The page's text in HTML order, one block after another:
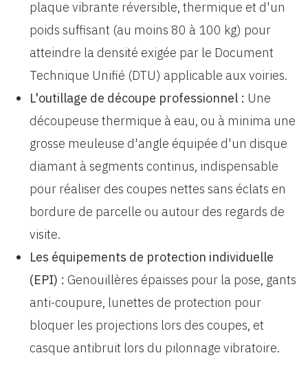
plaque vibrante réversible, thermique et d'un
poids suffisant (au moins 80 à 100 kg) pour
atteindre la densité exigée par le Document
Technique Unifié (DTU) applicable aux voiries.
L'outillage de découpe professionnel : Une
découpeuse thermique à eau, ou à minima une
grosse meuleuse d'angle équipée d'un disque
diamant à segments continus, indispensable
pour réaliser des coupes nettes sans éclats en
bordure de parcelle ou autour des regards de
visite.
Les équipements de protection individuelle
(EPI) : Genouillères épaisses pour la pose, gants
anti-coupure, lunettes de protection pour
bloquer les projections lors des coupes, et
casque antibruit lors du pilonnage vibratoire.